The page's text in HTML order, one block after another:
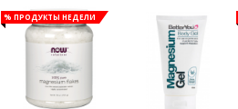
% Продукты недели